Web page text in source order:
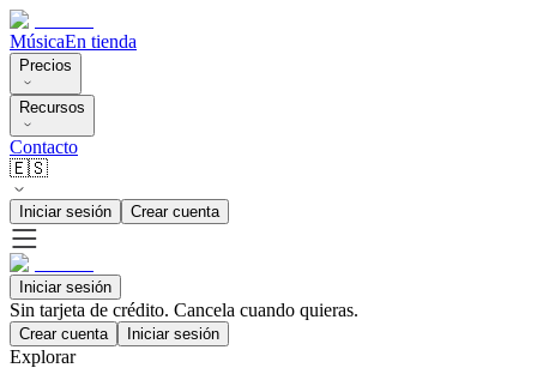
MúsicaEn tienda
Precios
Recursos
Contacto
🇪🇸
Iniciar sesión Crear cuenta
Iniciar sesión
Sin tarjeta de crédito. Cancela cuando quieras.
Crear cuenta Iniciar sesión
Explorar